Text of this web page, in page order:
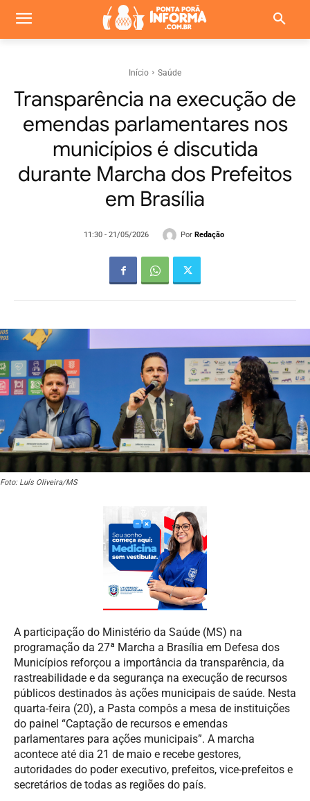
Início Saúde
Transparência na execução de
emendas parlamentares nos
municípios é discutida
durante Marcha dos Prefeitos
em Brasília
11:30 - 21/05/2026 Por Redação
Foto: Luís Oliveira/MS
A participação do Ministério da Saúde (MS) na
programação da 27ª Marcha a Brasília em Defesa dos
Municípios reforçou a importância da transparência, da
rastreabilidade e da segurança na execução de recursos
públicos destinados às ações municipais de saúde. Nesta
quarta-feira (20), a Pasta compôs a mesa de instituições
do painel “Captação de recursos e emendas
parlamentares para ações municipais”. A marcha
acontece até dia 21 de maio e recebe gestores,
autoridades do poder executivo, prefeitos, vice-prefeitos e
secretários de todas as regiões do país.